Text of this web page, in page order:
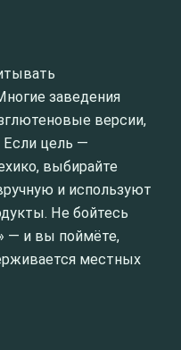
заведения
версии,
Если цель —
выбирайте
и используют
Не бойтесь
— и вы поймёте,
местных